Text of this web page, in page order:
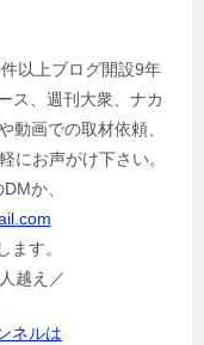
以上ブログ開設9年
ス、週刊大衆、ナカ
動画での取材依頼、
にお声がけ下さい。
か、
ます。
越え／
ネルは